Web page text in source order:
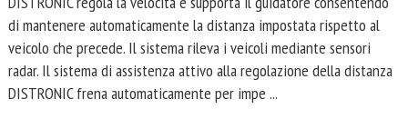
di mantenere automaticamente la distanza impostata rispetto al
veicolo che precede. Il sistema rileva i veicoli mediante sensori
radar. Il sistema di assistenza attivo alla regolazione della distanza
DISTRONIC frena automaticamente per impe ...